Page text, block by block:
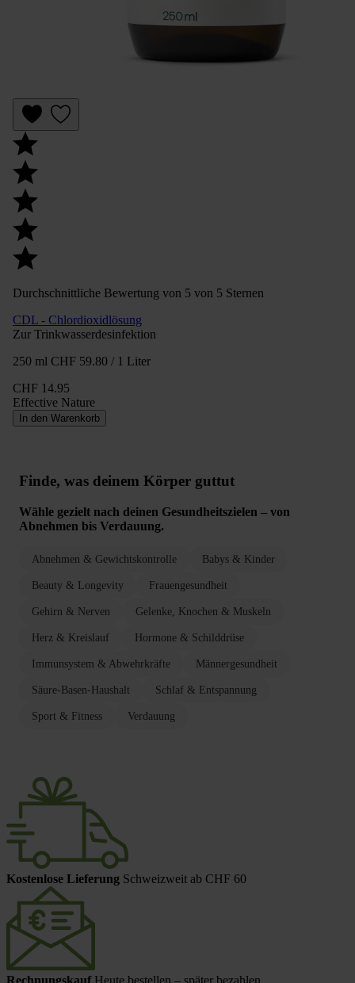
Durchschnittliche Bewertung von 5 von 5 Sternen
CDL - Chlordioxidlösung
Zur Trinkwasserdesinfektion
250 ml CHF 59.80 / 1 Liter
CHF 14.95
Effective Nature
In den Warenkorb
Finde, was deinem Körper guttut
Wähle gezielt nach deinen Gesundheitszielen – von
Abnehmen bis Verdauung.
Abnehmen & Gewichtskontrolle Babys & Kinder
Beauty & Longevity Frauengesundheit
Gehirn & Nerven Gelenke, Knochen & Muskeln
Herz & Kreislauf Hormone & Schilddrüse
Immunsystem & Abwehrkräfte Männergesundheit
Säure-Basen-Haushalt Schlaf & Entspannung
Sport & Fitness Verdauung
Kostenlose Lieferung Schweizweit ab CHF 60
Rechnungskauf Heute bestellen – später bezahlen